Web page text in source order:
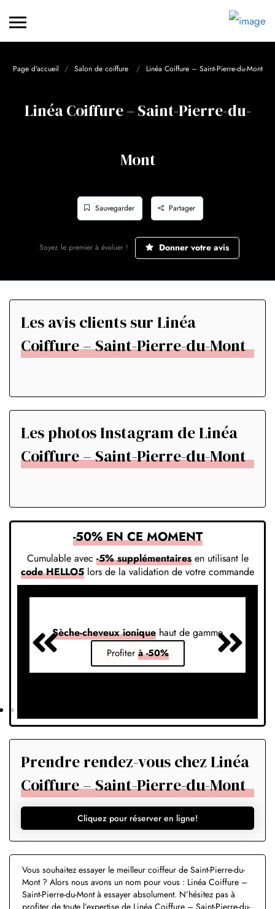
Page d'accueil Salon de coiffure Linéa Coiffure – Saint-Pierre-du-Mont
Linéa Coiffure – Saint-Pierre-du-
Mont
Sauvegarder Partager
Soyez le premier à évaluer ! Donner votre avis
Les avis clients sur Linéa
Coiffure – Saint-Pierre-du-Mont
Les photos Instagram de Linéa
Coiffure – Saint-Pierre-du-Mont
-50% EN CE MOMENT
Cumulable avec -5% supplémentairesen utilisant le
code HELLO5 lors de la validation de votre commande
Sèche-cheveux ionique haut de gamme
Profiter à -50%
Prendre rendez-vous chez Linéa
Coiffure – Saint-Pierre-du-Mont
Cliquez pour réserver en ligne!
Vous souhaitez essayer le meilleur coiffeur de Saint-Pierre-du-
Mont ? Alors nous avons un nom pour vous : Linéa Coiffure –
Saint-Pierre-du-Mont à essayer absolument. N’hésitez pas à
profiter de toute l’expertise de Linéa Coiffure – Saint-Pierre-du-